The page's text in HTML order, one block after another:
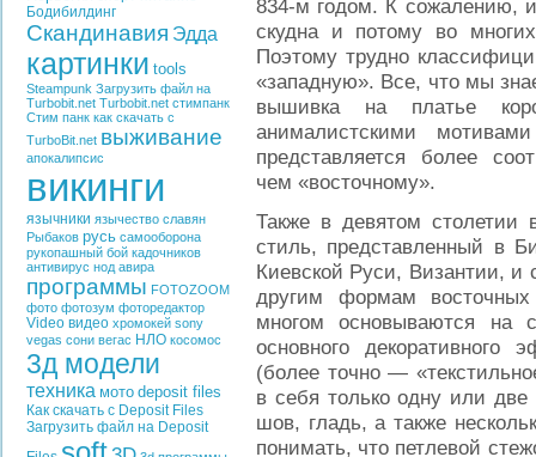
Бодибилдинг
Скандинавия Эдда
картинки tools
Steampunk Загрузить файл на
Turbobit.net Turbobit.net стимпанк
Стим панк как скачать с
TurboBit.net выживание
апокалипсис
викинги
язычники язычество славян
Рыбаков русь самооборона
рукопашный бой кадочников
антивирус нод авира
программы FOTOZOOM
фото фотозум фоторедактор
Video видео хромокей sony
vegas сони вегас НЛО косомос
3д модели
техника мото deposit files
Как скачать с Deposit Files
Загрузить файл на Deposit
834-м годом. К сожалению,
скудна и потому во
Поэтому трудно
«западную». Все, что мы
вышивка на платье
анималистскими
представляется более
чем «восточному».
Также в девятом столетии
стиль, представленный в
Киевской Руси, Византии,
другим формам
многом основываются на
основного декоративного
(более точно —
в себя только одну или
шов, гладь, а также
понимать, что петлевой